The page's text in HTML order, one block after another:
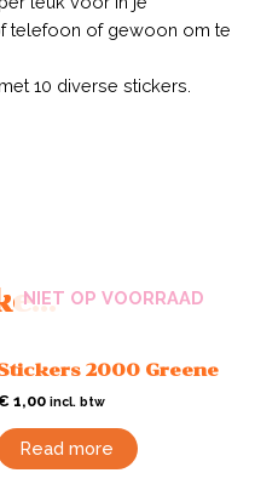
telefoon of gewoon om te
10 diverse stickers.
NIET OP VOORRAAD
2000 Greene
1,00 incl. btw
Read more